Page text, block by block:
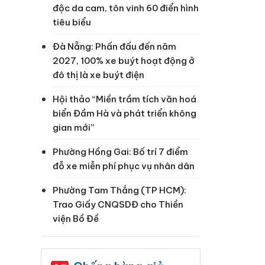
độc da cam, tôn vinh 60 điển hình
tiêu biểu
Đà Nẵng: Phấn đấu đến năm
2027, 100% xe buýt hoạt động ở
đô thị là xe buýt điện
Hội thảo “Miền trầm tích văn hoá
biển Đầm Hà và phát triển không
gian mới”
Phường Hồng Gai: Bố trí 7 điểm
đỗ xe miễn phí phục vụ nhân dân
Phường Tam Thắng (TP HCM):
Trao Giấy CNQSDĐ cho Thiền
viện Bồ Đề